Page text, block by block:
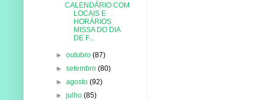
CALENDÁRIO COM
LOCAIS E
HORÁRIOS
MISSA DO DIA
DE F...
►outubro(87)
►setembro(80)
►agosto(92)
►julho(85)